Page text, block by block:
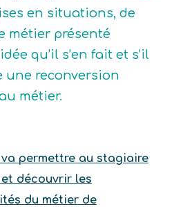
en situations, de
métier présenté
qu’il s’en fait et s’il
une reconversion
métier.
permettre au stagiaire
et découvrir les
du métier de